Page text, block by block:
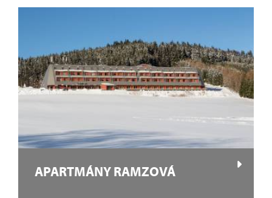
APARTMÁNY RAMZOVÁ